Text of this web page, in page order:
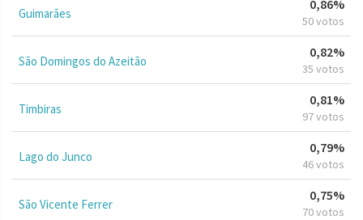
Guimarães
0,86%
50 votos
São Domingos do Azeitão
0,82%
35 votos
Timbiras
0,81%
97 votos
Lago do Junco
0,79%
46 votos
São Vicente Ferrer
0,75%
70 votos